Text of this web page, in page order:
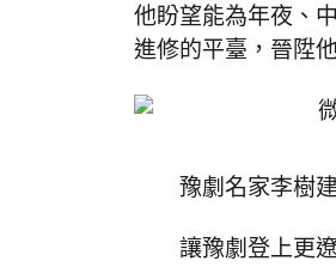
他盼望能為年夜、
進修的平臺，晉陞
豫劇名家李樹建
讓豫劇登上更